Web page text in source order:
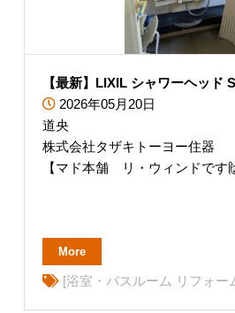
【最新】LIXIL シャワーヘッド
2026年05月20日
道央
株式会社タザキトーヨー住器
【マド本舗 リ・ウィンドです
More
[浴室・バスルーム リフォー